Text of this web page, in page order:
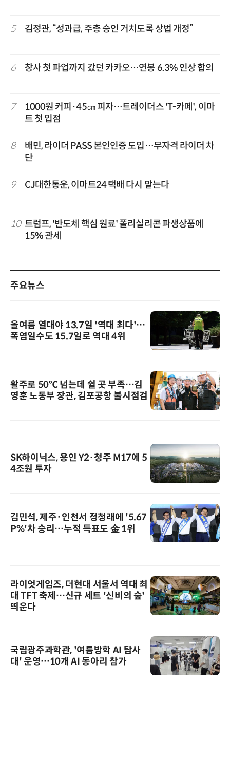
5 김정관, “성과급, 주총 승인 거치도록 상법 개정”
6 창사 첫 파업까지 갔던 카카오…연봉 6.3% 인상 합의
7
1000원 커피·45㎝ 피자…트레이더스 'T-카페', 이마
트 첫 입점
8
배민, 라이더 PASS 본인인증 도입…무자격 라이더 차
단
9 CJ대한통운, 이마트24 택배 다시 맡는다
10 트럼프, '반도체 핵심 원료' 폴리실리콘 파생상품에
15% 관세
주요뉴스
올여름 열대야 13.7일 '역대 최다'…
폭염일수도 15.7일로 역대 4위
활주로 50℃ 넘는데 쉴 곳 부족…김
영훈 노동부 장관, 김포공항 불시점검
SK하이닉스, 용인 Y2·청주 M17에 5
4조원 투자
김민석, 제주·인천서 정청래에 '5.67
P%'차 승리…누적 득표도 金 1위
라이엇게임즈, 더현대 서울서 역대 최
대 TFT 축제…신규 세트 '신비의 숲'
띄운다
국립광주과학관, '여름방학 AI 탐사
대' 운영…10개 AI 동아리 참가